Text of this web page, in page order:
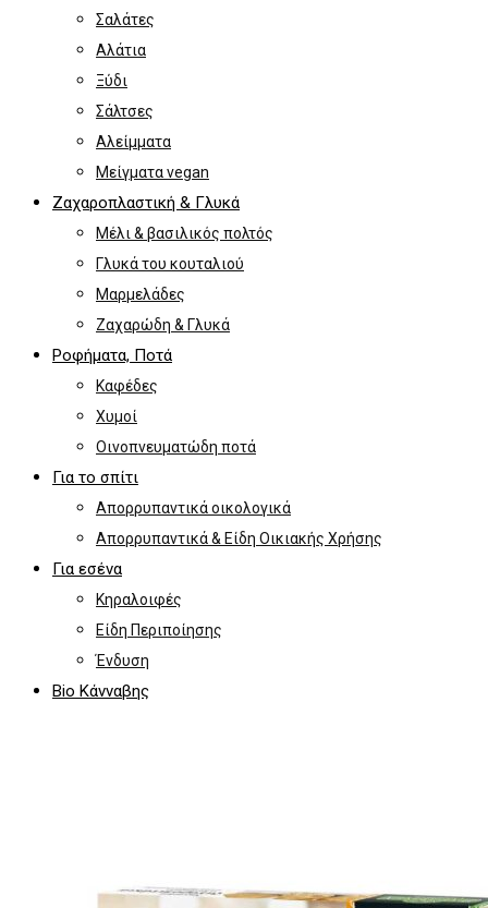
Σαλάτες
Αλάτια
Ξύδι
Σάλτσες
Αλείμματα
Μείγματα vegan
Ζαχαροπλαστική & Γλυκά
Μέλι & βασιλικός πολτός
Γλυκά του κουταλιού
Μαρμελάδες
Ζαχαρώδη & Γλυκά
Ροφήματα, Ποτά
Καφέδες
Χυμοί
Οινοπνευματώδη ποτά
Για το σπίτι
Απορρυπαντικά οικολογικά
Απορρυπαντικά & Είδη Οικιακής Χρήσης
Για εσένα
Κηραλοιφές
Είδη Περιποίησης
Ένδυση
Bio Κάνναβης